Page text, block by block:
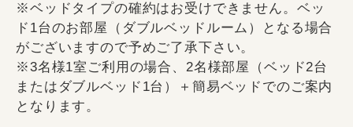
※ベッドタイプの確約はお受けできません。ベッ
ド1台のお部屋（ダブルベッドルーム）となる場合
がございますので予めご了承下さい。
※3名様1室ご利用の場合、2名様部屋（ベッド2台
またはダブルベッド1台）＋簡易ベッドでのご案内
となります。